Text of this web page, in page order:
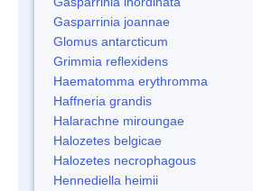
Gasparrinia joannae
Glomus antarcticum
Grimmia reflexidens
Haematomma erythromma
Haffneria grandis
Halarachne miroungae
Halozetes belgicae
Halozetes necrophagous
Hennediella heimii